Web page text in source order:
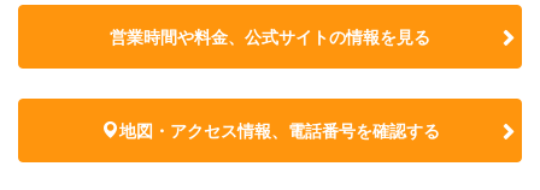
営業時間や料金、公式サイトの情報を見る
地図・アクセス情報、電話番号を確認する